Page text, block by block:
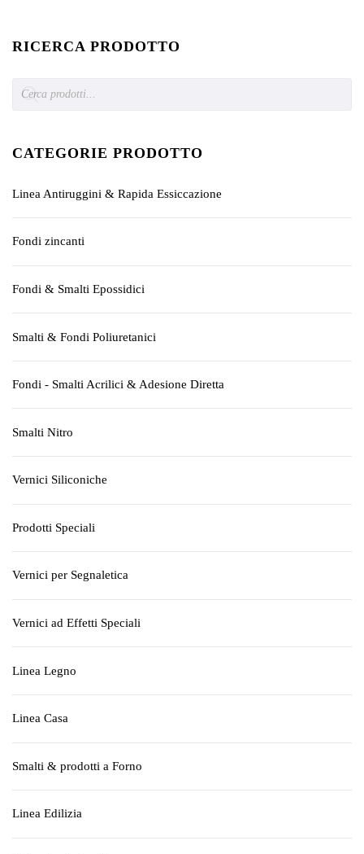
RICERCA PRODOTTO
search
CATEGORIE PRODOTTO
Linea Antiruggini & Rapida Essiccazione
Fondi zincanti
Fondi & Smalti Epossidici
Smalti & Fondi Poliuretanici
Fondi - Smalti Acrilici & Adesione Diretta
Smalti Nitro
Vernici Siliconiche
Prodotti Speciali
Vernici per Segnaletica
Vernici ad Effetti Speciali
Linea Legno
Linea Casa
Smalti & prodotti a Forno
Linea Edilizia